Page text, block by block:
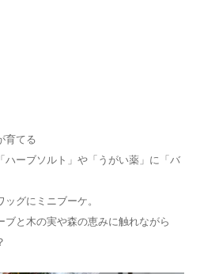
育てる
ーブソルト」や「うがい薬」に「バ
グにミニブーケ。
と木の実や森の恵みに触れながら